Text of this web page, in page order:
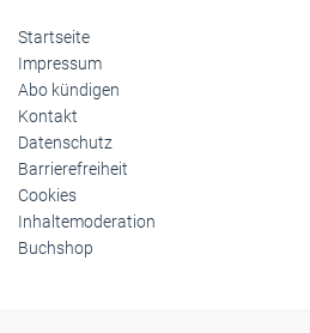
Startseite
Impressum
Abo kündigen
Kontakt
Datenschutz
Barrierefreiheit
Cookies
Inhaltemoderation
Buchshop